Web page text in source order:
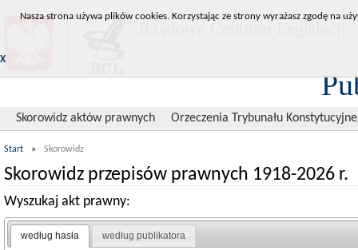
Skorowidz aktów prawnych Orzeczenia Trybunału
Start » Skorowidz
Skorowidz przepisów prawnych 1918-2026 r.
Wyszukaj akt prawny:
według hasła według publikatora
Nasza strona używa plików cookies. Korzystając ze strony wyrażasz zgodę na
X